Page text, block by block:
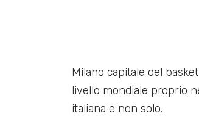
Milano capitale del
livello mondiale proprio
italiana e non solo.